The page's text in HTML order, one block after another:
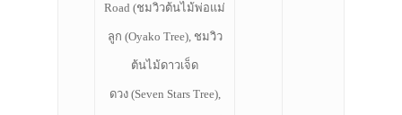
Road (ชมวิวต้นไม้พ่อแม่
ลูก (Oyako Tree), ชมวิว
ต้นไม้ดาวเจ็ด
ดวง (Seven Stars Tree),